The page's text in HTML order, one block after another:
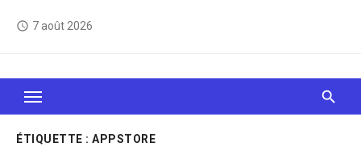
access_time 7 août 2026
Le Web, c'est comme une boîte de chocolats… On
sait jamais sur quoi on va tomber !
ÉTIQUETTE : APPSTORE